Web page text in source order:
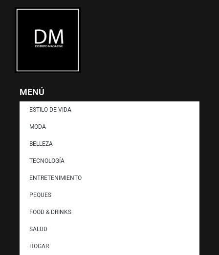
MENÚ
ESTILO DE VIDA
MODA
BELLEZA
TECNOLOGÍA
ENTRETENIMIENTO
PEQUES
FOOD & DRINKS
SALUD
HOGAR